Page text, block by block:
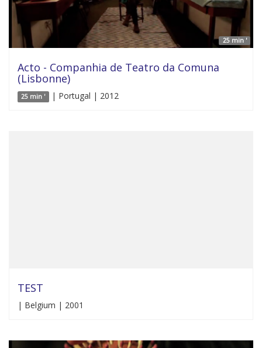
25 min '
Acto - Companhia de Teatro da Comuna
(Lisbonne)
25 min ' | Portugal | 2012
TEST
| Belgium | 2001